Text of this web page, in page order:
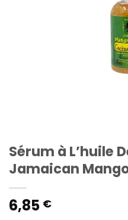
Sérum à L’huile
Jamaican
6,85 €